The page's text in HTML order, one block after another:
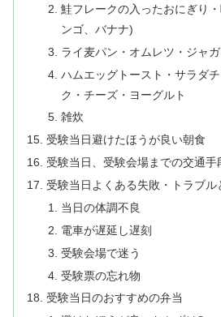
鮭フレークの入ったおにぎり
ンゴ、バナナ)
ライ麦パン・オムレツ・ジャ
ハムエッグトースト・サラダ
ク・チーズ・ヨーグルト
雑炊
受験当日避けたほうが良い朝食
受験当日、受験会場までの交通手
受験当日よくある失敗・トラブル
当日の体調不良
電車が遅延し遅刻
受験会場で迷う
受験票の忘れ物
受験当日のおすすめの弁当